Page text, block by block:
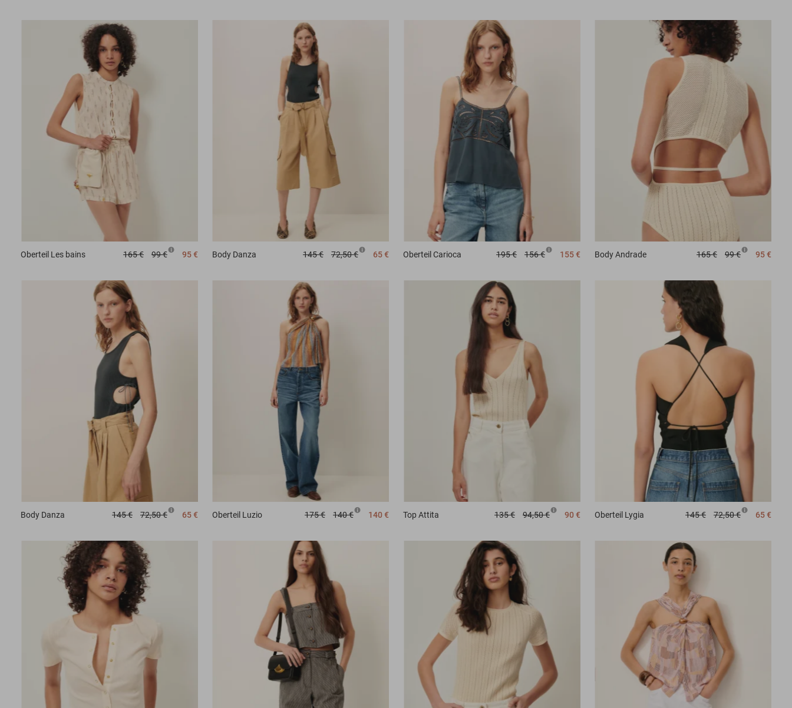
Oberteil Les bains 165 € 99 € 95 € Body Danza 145 € 72,50 € 65 € Oberteil Carioca 195 € 156 € 155 € Body Andrade 165 € 99 € 95 €
Body Danza 145 € 72,50 € 65 € Oberteil Luzio 175 € 140 € 140 € Top Attita 135 € 94,50 € 90 € Oberteil Lygia 145 € 72,50 € 65 €